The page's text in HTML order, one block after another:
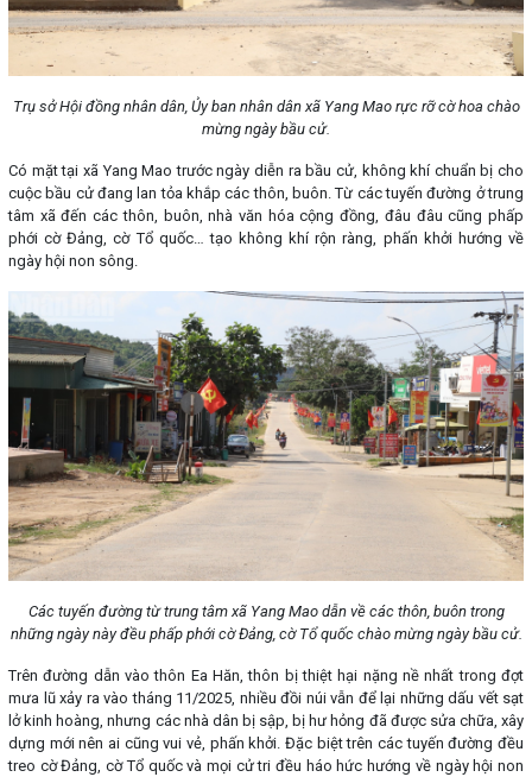
Trụ sở Hội đồng nhân dân, Ủy ban nhân dân xã Yang Mao rực rỡ cờ hoa chào
mừng ngày bầu cử.
Có mặt tại xã Yang Mao trước ngày diễn ra bầu cử, không khí chuẩn bị cho
cuộc bầu cử đang lan tỏa khắp các thôn, buôn. Từ các tuyến đường ở trung
tâm xã đến các thôn, buôn, nhà văn hóa cộng đồng, đâu đâu cũng phấp
phới cờ Đảng, cờ Tổ quốc… tạo không khí rộn ràng, phấn khởi hướng về
ngày hội non sông.
Các tuyến đường từ trung tâm xã Yang Mao dẫn về các thôn, buôn trong
những ngày này đều phấp phới cờ Đảng, cờ Tổ quốc chào mừng ngày bầu cử.
Trên đường dẫn vào thôn Ea Hăn, thôn bị thiệt hại nặng nề nhất trong đợt
mưa lũ xảy ra vào tháng 11/2025, nhiều đồi núi vẫn để lại những dấu vết sạt
lở kinh hoàng, nhưng các nhà dân bị sập, bị hư hỏng đã được sửa chữa, xây
dựng mới nên ai cũng vui vẻ, phấn khởi. Đặc biệt trên các tuyến đường đều
treo cờ Đảng, cờ Tổ quốc và mọi cử tri đều háo hức hướng về ngày hội non